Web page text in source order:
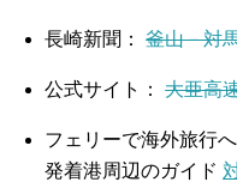
長崎新聞：釜山－対
公式サイト：大亜高
フェリーで海外旅行
発着港周辺のガイド